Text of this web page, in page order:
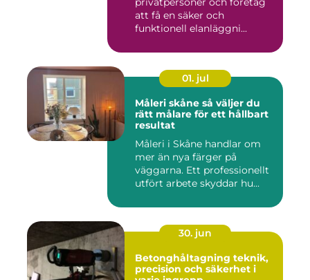
att få en säker och
funktionell elanläggni...
01. jul
Måleri skåne så väljer du
rätt målare för ett hållbart
resultat
Måleri i Skåne handlar om
mer än nya färger på
väggarna. Ett professionellt
utfört arbete skyddar hu...
30. jun
Betonghåltagning teknik,
precision och säkerhet i